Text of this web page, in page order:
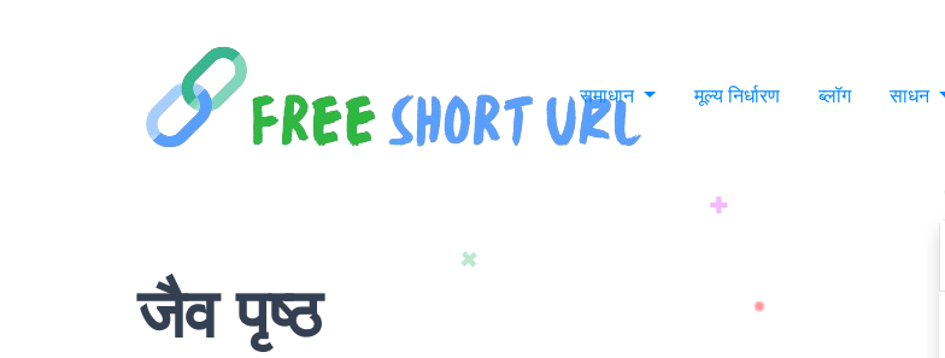
समाधान मूल्य निर्धारण ब्लॉग साधन
जैव पृष्ठ